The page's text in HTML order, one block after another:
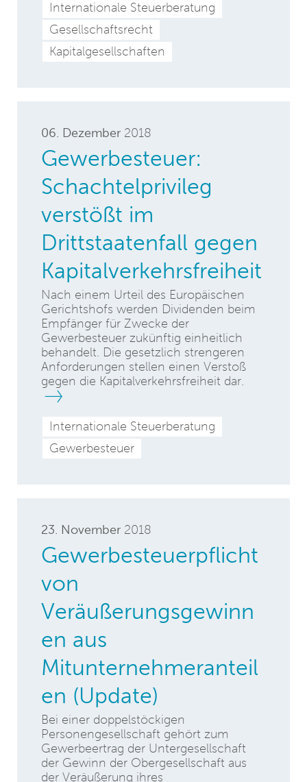
Internationale Steuerberatung
Gesellschaftsrecht
Kapitalgesellschaften
06. Dezember 2018
Gewerbesteuer:
Schachtelprivileg
verstößt im
Drittstaatenfall gegen
Kapitalverkehrsfreiheit
Nach einem Urteil des Europäischen
Gerichtshofs werden Dividenden beim
Empfänger für Zwecke der
Gewerbesteuer zukünftig einheitlich
behandelt. Die gesetzlich strengeren
Anforderungen stellen einen Verstoß
gegen die Kapitalverkehrsfreiheit dar.
Internationale Steuerberatung
Gewerbesteuer
23. November 2018
Gewerbesteuerpflicht
von
Veräußerungsgewinn
en aus
Mitunternehmeranteil
en (Update)
Bei einer doppelstöckigen
Personengesellschaft gehört zum
Gewerbeertrag der Untergesellschaft
der Gewinn der Obergesellschaft aus
der Veräußerung ihres